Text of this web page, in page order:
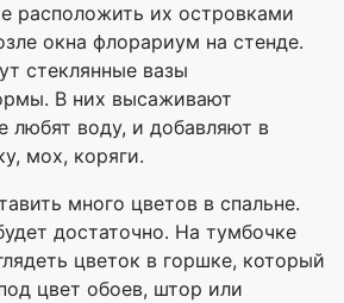
расположить их островками
окна флорариум на стенде.
стеклянные вазы
В них высаживают
любят воду, и добавляют в
мох, коряги.
много цветов в спальне.
достаточно. На тумбочке
цветок в горшке, который
цвет обоев, штор или